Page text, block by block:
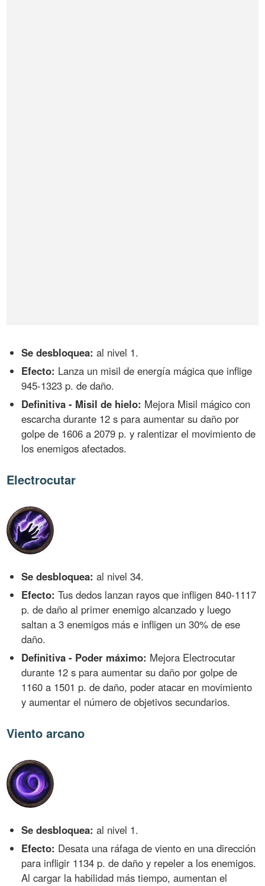
Se desbloquea: al nivel 1.
Efecto: Lanza un misil de energía mágica que inflige
945-1323 p. de daño.
Definitiva - Misil de hielo: Mejora Misil mágico con
escarcha durante 12 s para aumentar su daño por
golpe de 1606 a 2079 p. y ralentizar el movimiento de
los enemigos afectados.
Electrocutar
Se desbloquea: al nivel 34.
Efecto: Tus dedos lanzan rayos que infligen 840-1117
p. de daño al primer enemigo alcanzado y luego
saltan a 3 enemigos más e infligen un 30% de ese
daño.
Definitiva - Poder máximo: Mejora Electrocutar
durante 12 s para aumentar su daño por golpe de
1160 a 1501 p. de daño, poder atacar en movimiento
y aumentar el número de objetivos secundarios.
Viento arcano
Se desbloquea: al nivel 1.
Efecto: Desata una ráfaga de viento en una dirección
para infligir 1134 p. de daño y repeler a los enemigos.
Al cargar la habilidad más tiempo, aumentan el